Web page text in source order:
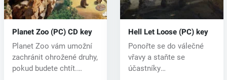
Planet Zoo (PC) CD key
Planet Zoo vám umožní
zachránit ohrožené druhy,
pokud budete chtít.
Hell Let Loose (PC) key
Ponořte se do válečné
vřavy a staňte se
účastníky